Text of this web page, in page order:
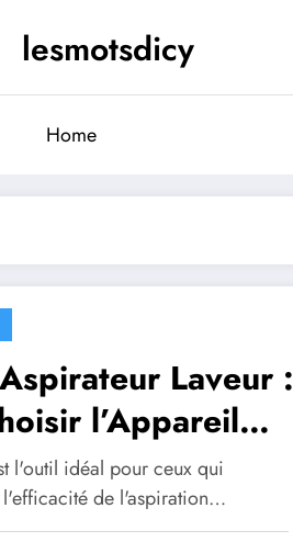
lesmotsdicy
Home
Laveur :
l’Appareil
Nettoyage
l'outil idéal pour ceux qui
de l'aspiration…